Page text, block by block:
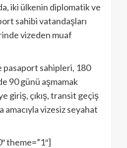
iki ülkenin diplomatik ve
sahibi vatandaşları
vizeden muaf
pasaport sahipleri, 180
90 günü aşmamak
giriş, çıkış, transit geçiş
amacıyla vizesiz seyahat
theme=”1″]